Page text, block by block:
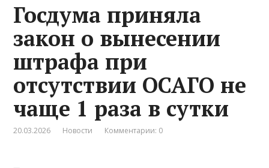
Госдума приняла
закон о вынесении
штрафа при
отсутствии ОСАГО не
чаще 1 раза в сутки
20.03.2026 Новости Комментарии: 0